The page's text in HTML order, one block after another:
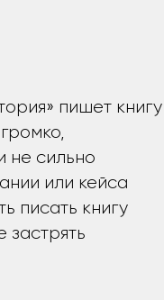
пишет книгу
не сильно
или кейса
писать книгу
застрять